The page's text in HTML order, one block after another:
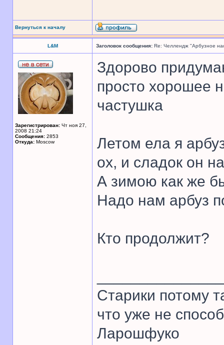
Вернуться к началу
L&M Заголовок сообщения: Re: Челлендж "Арбузное
Зарегистрирован: Чт ноя 27,
2008 21:24
Сообщения: 2853
Откуда: Moscow
Здорово
просто хорошее
частушка
Летом ела я
ох, и сладок он
А зимою как же
Надо нам арбуз
Кто продолжит?
Старики потому
что уже не
Ларошфуко